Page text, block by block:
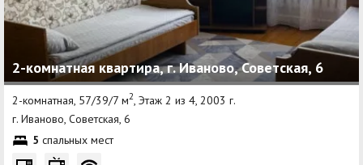
2-комнатная квартира, г. Иваново, Советская, 6
2-комнатная, 57/39/7 м2 , Этаж 2 из 4, 2003 г.
г. Иваново, Советская, 6
5 спальных мест